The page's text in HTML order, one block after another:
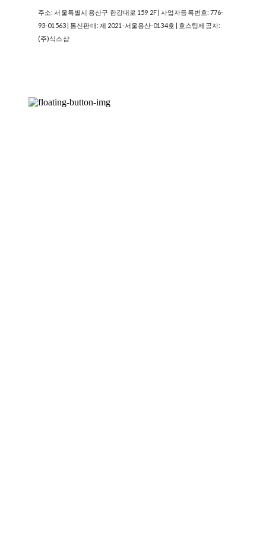
주소: 서울특별시 용산구 한강대로 159 2F | 사업자등록번호:776-
93-01563| 통신판매: 제 2021-서울용산-0134호 | 호스팅제공자:
(주)식스샵